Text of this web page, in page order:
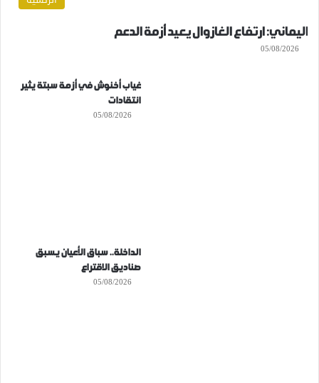
اليماني: ارتفاع الغازوال يعيد أزمة الدعم
05/08/2026
غياب أخنوش في أزمة سبتة يثير
انتقادات
05/08/2026
الداخلة.. سباق الأعيان يسبق
صناديق الاقتراع
05/08/2026